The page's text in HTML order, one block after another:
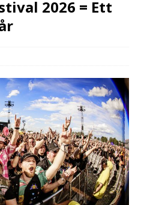
2026 = Ett